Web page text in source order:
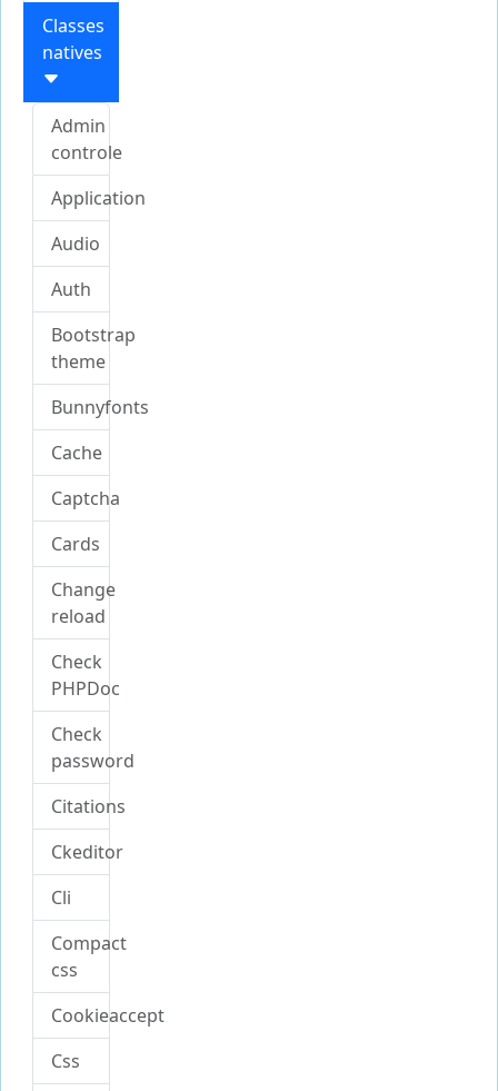
Classes
natives
Admin
controle
Application
Audio
Auth
Bootstrap
theme
Bunnyfonts
Cache
Captcha
Cards
Change
reload
Check
PHPDoc
Check
password
Citations
Ckeditor
Cli
Compact
css
Cookieaccept
Css